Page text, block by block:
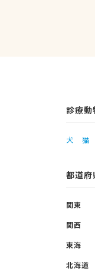
診療動
犬 猫
都道府
関東
関西
東海
北海道